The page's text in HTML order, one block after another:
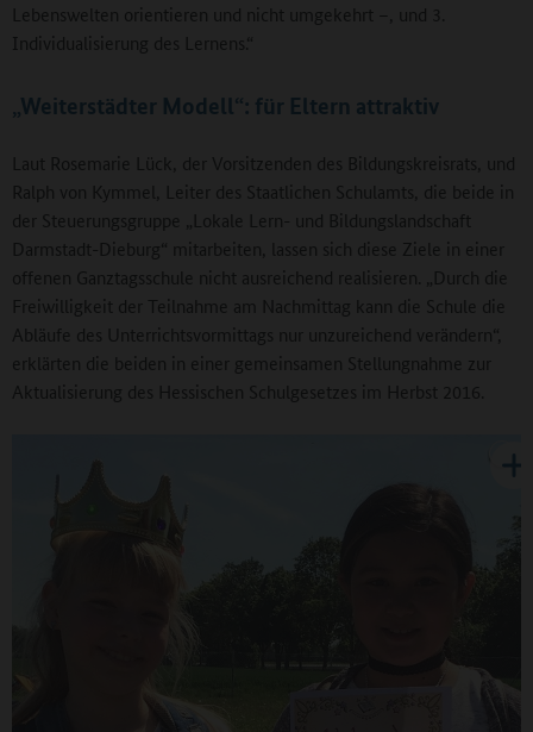
Lebenswelten orientieren und nicht umgekehrt –, und 3.
Individualisierung des Lernens.“
„Weiterstädter Modell“: für Eltern attraktiv
Laut Rosemarie Lück, der Vorsitzenden des Bildungskreisrats, und
Ralph von Kymmel, Leiter des Staatlichen Schulamts, die beide in
der Steuerungsgruppe „Lokale Lern- und Bildungslandschaft
Darmstadt-Dieburg“ mitarbeiten, lassen sich diese Ziele in einer
offenen Ganztagsschule nicht ausreichend realisieren. „Durch die
Freiwilligkeit der Teilnahme am Nachmittag kann die Schule die
Abläufe des Unterrichtsvormittags nur unzureichend verändern“,
erklärten die beiden in einer gemeinsamen Stellungnahme zur
Aktualisierung des Hessischen Schulgesetzes im Herbst 2016.